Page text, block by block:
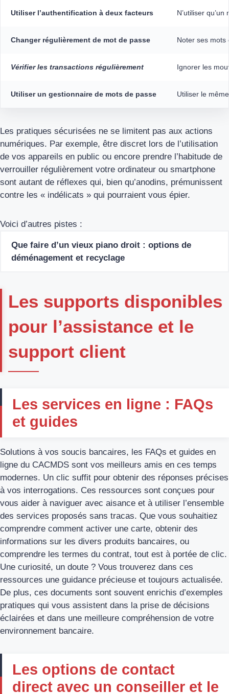
Utiliser l’authentification à deux facteurs N’utiliser
Changer régulièrement de mot de passe Noter ses mots
Vérifier les transactions régulièrement Ignorer les
Utiliser un gestionnaire de mots de passe Utiliser le
Les pratiques sécurisées ne se limitent pas aux actions
numériques. Par exemple, être discret lors de l’utilisation
de vos appareils en public ou encore prendre l’habitude de
verrouiller régulièrement votre ordinateur ou smartphone
sont autant de réflexes qui, bien qu’anodins, prémunissent
contre les « indélicats » qui pourraient vous épier.
Voici d’autres pistes :
Que faire d’un vieux piano droit : options de
déménagement et recyclage
Les supports disponibles
pour l’assistance et le
support client
Les services en ligne : FAQs
et guides
Solutions à vos soucis bancaires, les FAQs et guides en
ligne du CACMDS sont vos meilleurs amis en ces temps
modernes. Un clic suffit pour obtenir des réponses précises
à vos interrogations. Ces ressources sont conçues pour
vous aider à naviguer avec aisance et à utiliser l’ensemble
des services proposés sans tracas. Que vous souhaitiez
comprendre comment activer une carte, obtenir des
informations sur les divers produits bancaires, ou
comprendre les termes du contrat, tout est à portée de clic.
Une curiosité, un doute ? Vous trouverez dans ces
ressources une guidance précieuse et toujours actualisée.
De plus, ces documents sont souvent enrichis d’exemples
pratiques qui vous assistent dans la prise de décisions
éclairées et dans une meilleure compréhension de votre
environnement bancaire.
Les options de contact
direct avec un conseiller et le